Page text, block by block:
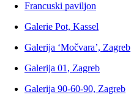
Francuski paviljon
Galerie Pot, Kassel
Galerija ‘Močvara’, Zagreb
Galerija 01, Zagreb
Galerija 90-60-90, Zagreb